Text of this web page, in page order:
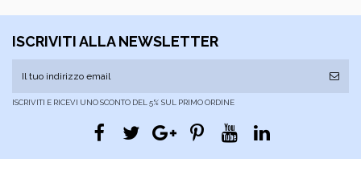
ISCRIVITI ALLA NEWSLETTER
ISCRIVITI E RICEVI UNO SCONTO DEL 5% SUL PRIMO ORDINE